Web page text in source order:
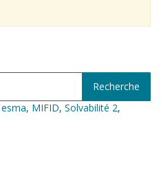
esma, MIFID, Solvabilité 2,